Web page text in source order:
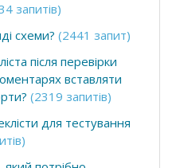
запитів)
схеми? (2441 запит)
після перевірки
вставляти
(2319 запитів)
для тестування